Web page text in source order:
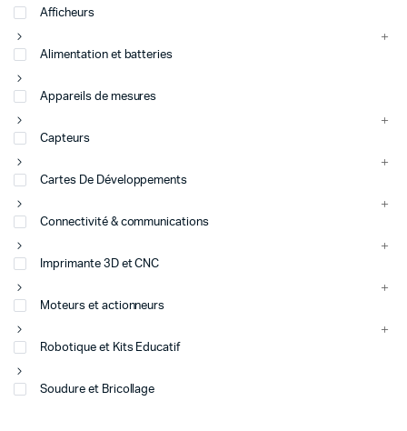
Afficheurs
Alimentation et batteries
Appareils de mesures
Capteurs
Cartes De Développements
Connectivité & communications
Imprimante 3D et CNC
Moteurs et actionneurs
Robotique et Kits Educatif
Soudure et Bricollage